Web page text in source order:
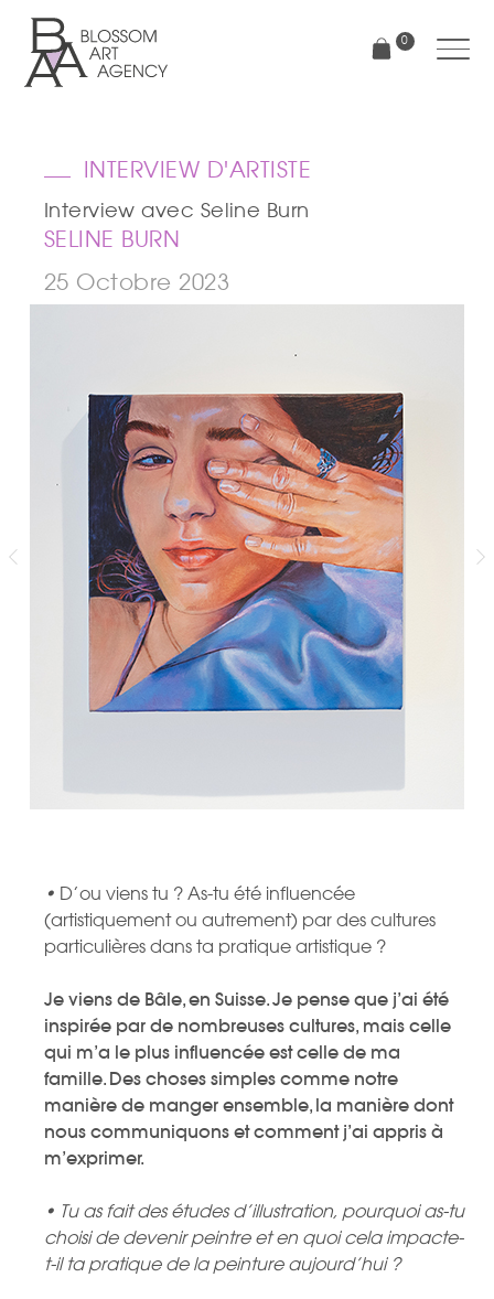
principal
0
INTERVIEW D'ARTISTE
Interview avec Seline Burn
SELINE BURN
25 Octobre 2023
• D’ou viens tu ? As-tu été influencée
(artistiquement ou autrement) par des cultures
particulières dans ta pratique artistique ?
Je viens de Bâle, en Suisse. Je pense que j’ai été
inspirée par de nombreuses cultures, mais celle
qui m’a le plus influencée est celle de ma
famille. Des choses simples comme notre
manière de manger ensemble, la manière dont
nous communiquons et comment j’ai appris à
m’exprimer.
• Tu as fait des études d’illustration, pourquoi as-tu
choisi de devenir peintre et en quoi cela impacte-
t-il ta pratique de la peinture aujourd’hui ?